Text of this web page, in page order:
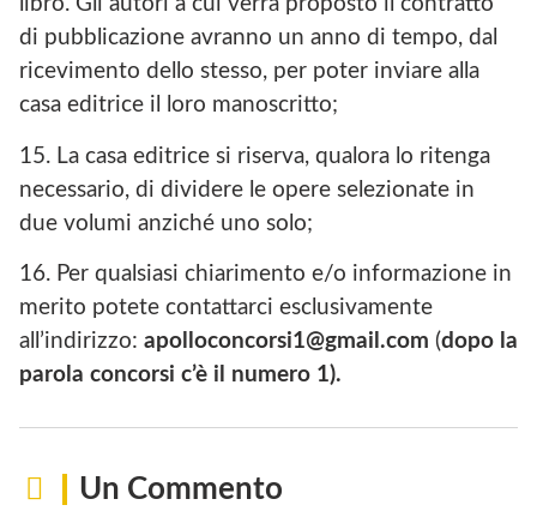
libro. Gli autori a cui verrà proposto il contratto
di pubblicazione avranno un anno di tempo, dal
ricevimento dello stesso, per poter inviare alla
casa editrice il loro manoscritto;
15. La casa editrice si riserva, qualora lo ritenga
necessario, di dividere le opere selezionate in
due volumi anziché uno solo;
16. Per qualsiasi chiarimento e/o informazione in
merito potete contattarci esclusivamente
all’indirizzo: apolloconcorsi1@gmail.com (dopo la
parola concorsi c’è il numero 1).
Un Commento